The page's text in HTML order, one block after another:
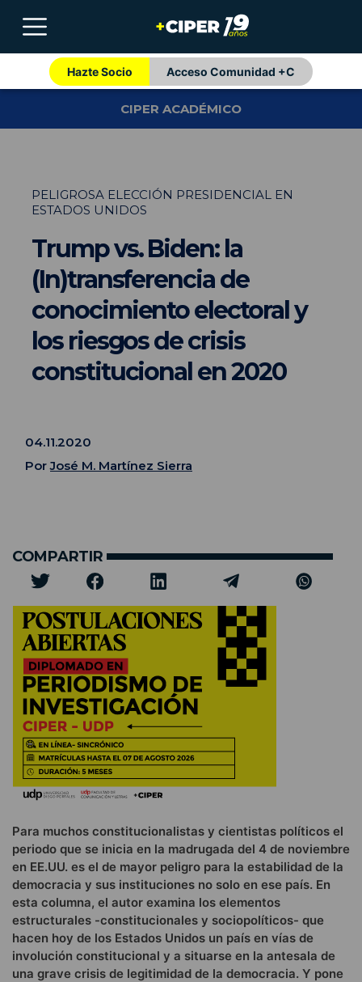
Hazte Socio Acceso Comunidad +C
CIPER ACADÉMICO
PELIGROSA ELECCIÓN PRESIDENCIAL EN
ESTADOS UNIDOS
Trump vs. Biden: la
(In)transferencia de
conocimiento electoral y
los riesgos de crisis
constitucional en 2020
04.11.2020
PorJosé M. Martínez Sierra
COMPARTIR
Para muchos constitucionalistas y cientistas políticos el
periodo que se inicia en la madrugada del 4 de noviembre
en EE.UU. es el de mayor peligro para la estabilidad de la
democracia y sus instituciones no solo en ese país. En
esta columna, el autor examina los elementos
estructurales -constitucionales y sociopolíticos- que
hacen hoy de los Estados Unidos un país en vías de
involución constitucional y a situarse en la antesala de
una grave crisis de legitimidad de la democracia. Y pone